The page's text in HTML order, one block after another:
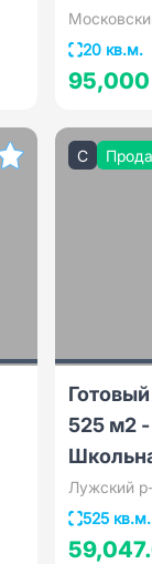
20 кв.м.
C
525 м2
Лужский
525 кв.м.